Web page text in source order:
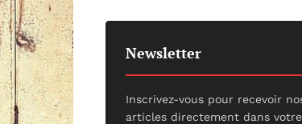
Newsletter
Inscrivez-vous pour recevoir
articles directement dans